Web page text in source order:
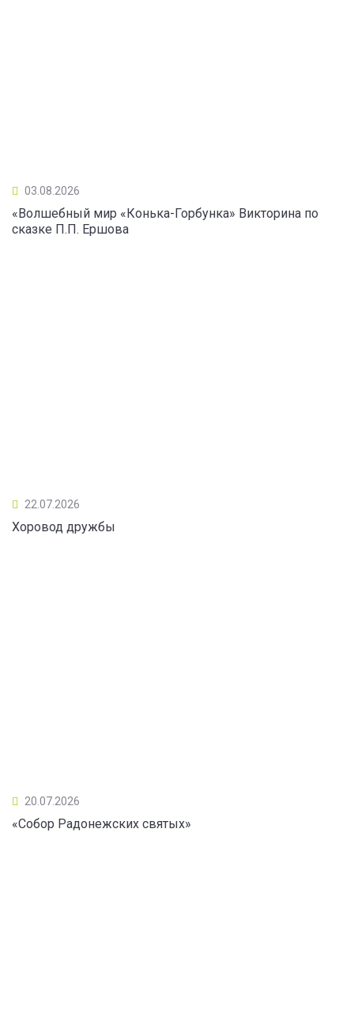
03.08.2026
«Волшебный мир «Конька-Горбунка» Викторина по
сказке П.П. Ершова
22.07.2026
Хоровод дружбы
20.07.2026
«Собор Радонежских святых»